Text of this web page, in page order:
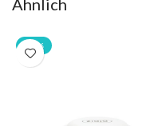
Ähnlich
-20%